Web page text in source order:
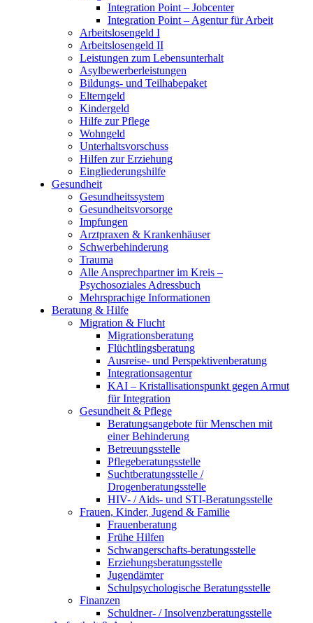
Integration Point – Jobcenter
Integration Point – Agentur für Arbeit
Arbeitslosengeld I
Arbeitslosengeld II
Leistungen zum Lebensunterhalt
Asylbewerberleistungen
Bildungs- und Teilhabepaket
Elterngeld
Kindergeld
Hilfe zur Pflege
Wohngeld
Unterhaltsvorschuss
Hilfen zur Erziehung
Eingliederungshilfe
Gesundheit
Gesundheitssystem
Gesundheitsvorsorge
Impfungen
Arztpraxen & Krankenhäuser
Schwerbehinderung
Trauma
Alle Ansprechpartner im Kreis –
Psychosoziales Adressbuch
Mehrsprachige Informationen
Beratung & Hilfe
Migration & Flucht
Migrationsberatung
Flüchtlingsberatung
Ausreise- und Perspektivenberatung
Integrationsagentur
KAI – Kristallisationspunkt gegen Armut
für Integration
Gesundheit & Pflege
Beratungsangebote für Menschen mit
einer Behinderung
Betreuungsstelle
Pflegeberatungsstelle
Suchtberatungsstelle /
Drogenberatungsstelle
HIV- / Aids- und STI-Beratungsstelle
Frauen, Kinder, Jugend & Familie
Frauenberatung
Frühe Hilfen
Schwangerschafts-beratungsstelle
Erziehungsberatungsstelle
Jugendämter
Schulpsychologische Beratungsstelle
Finanzen
Schuldner- / Insolvenzberatungsstelle